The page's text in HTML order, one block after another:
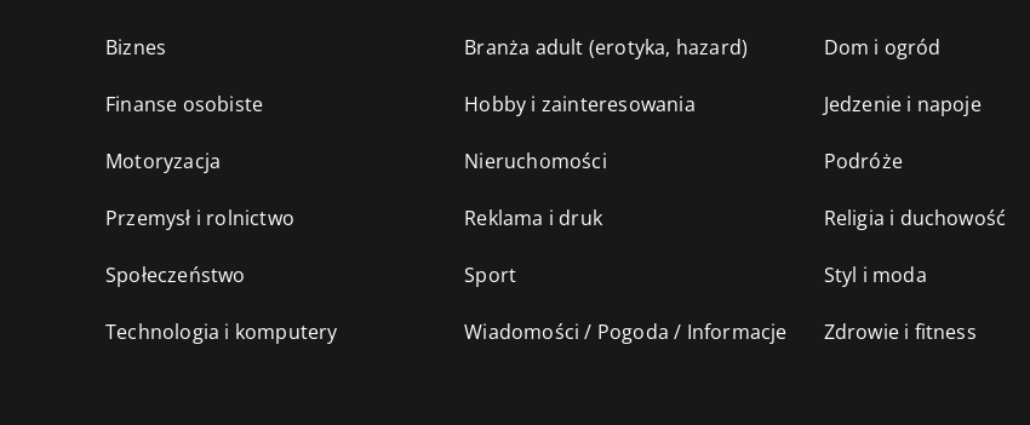
Biznes Branża adult (erotyka, hazard) Dom i ogród
Finanse osobiste Hobby i zainteresowania Jedzenie i napoje
Motoryzacja Nieruchomości Podróże
Przemysł i rolnictwo Reklama i druk Religia i duchowość
Społeczeństwo Sport Styl i moda
Technologia i komputery Wiadomości / Pogoda / Informacje Zdrowie i fitness